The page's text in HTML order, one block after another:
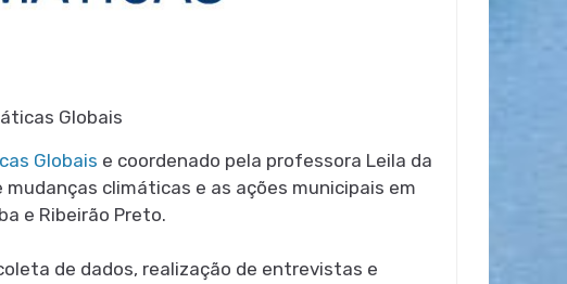
Globais
Globais e coordenado pela professora Leila da
climáticas e as ações municipais em
e Ribeirão Preto.
de dados, realização de entrevistas e